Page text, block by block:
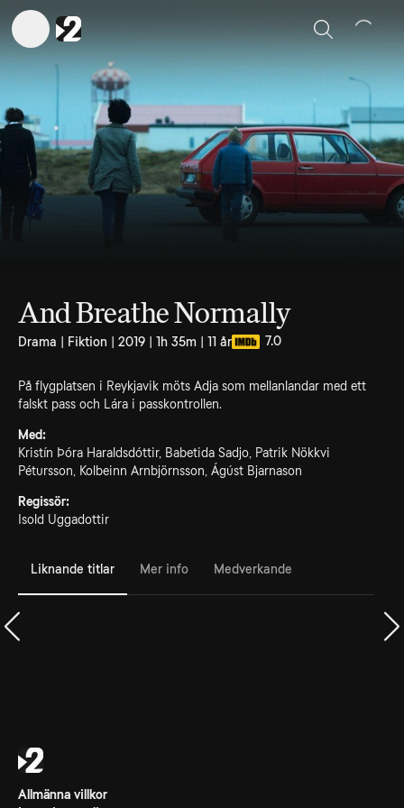
Sök
And Breathe Normally
Drama | Fiktion | 2019 | 1h 35m | 11 år 7.0
På flygplatsen i Reykjavik möts Adja som mellanlandar med ett
falskt pass och Lára i passkontrollen.
Med:
Kristín Þóra Haraldsdóttir, Babetida Sadjo, Patrik Nökkvi
Pétursson, Kolbeinn Arnbjörnsson, Ágúst Bjarnason
Regissör:
Isold Uggadottir
Liknande titlar Mer info Medverkande
Allmänna villkor